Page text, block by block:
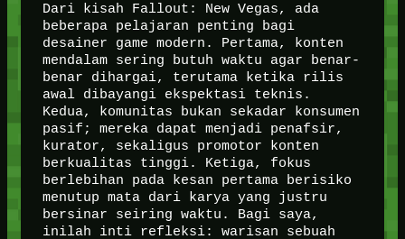
Dari kisah Fallout: New Vegas, ada
beberapa pelajaran penting bagi
desainer game modern. Pertama, konten
mendalam sering butuh waktu agar benar-
benar dihargai, terutama ketika rilis
awal dibayangi ekspektasi teknis.
Kedua, komunitas bukan sekadar konsumen
pasif; mereka dapat menjadi penafsir,
kurator, sekaligus promotor konten
berkualitas tinggi. Ketiga, fokus
berlebihan pada kesan pertama berisiko
menutup mata dari karya yang justru
bersinar seiring waktu. Bagi saya,
inilah inti refleksi: warisan sebuah